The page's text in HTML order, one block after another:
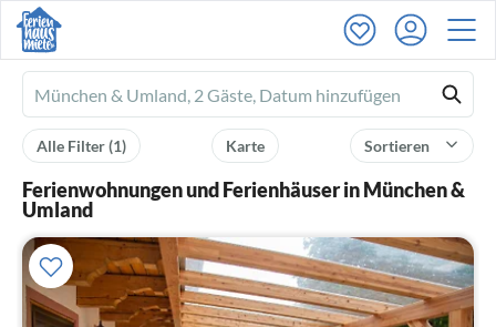
Ferienhausmiete
logo
Sortieren
Karte
Alle Filter(1)
Ferienwohnungen und Ferienhäuser in München &
Umland